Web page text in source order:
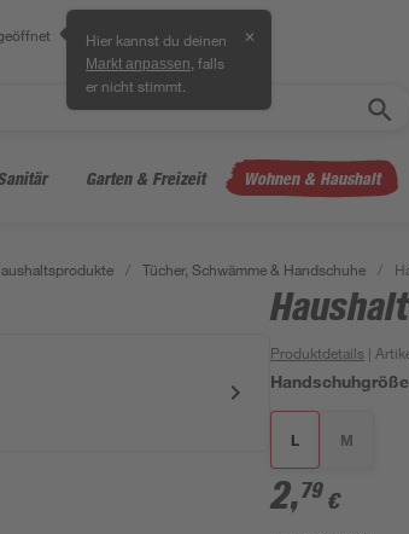
Hier kannst du deinen
Markt anpassen , falls
er nicht stimmt.
✕
Garten & Freizeit Wohnen & Haushalt
/ Tücher, Schwämme & Handschuhe /
Produktdetails |
L M
2,79 €